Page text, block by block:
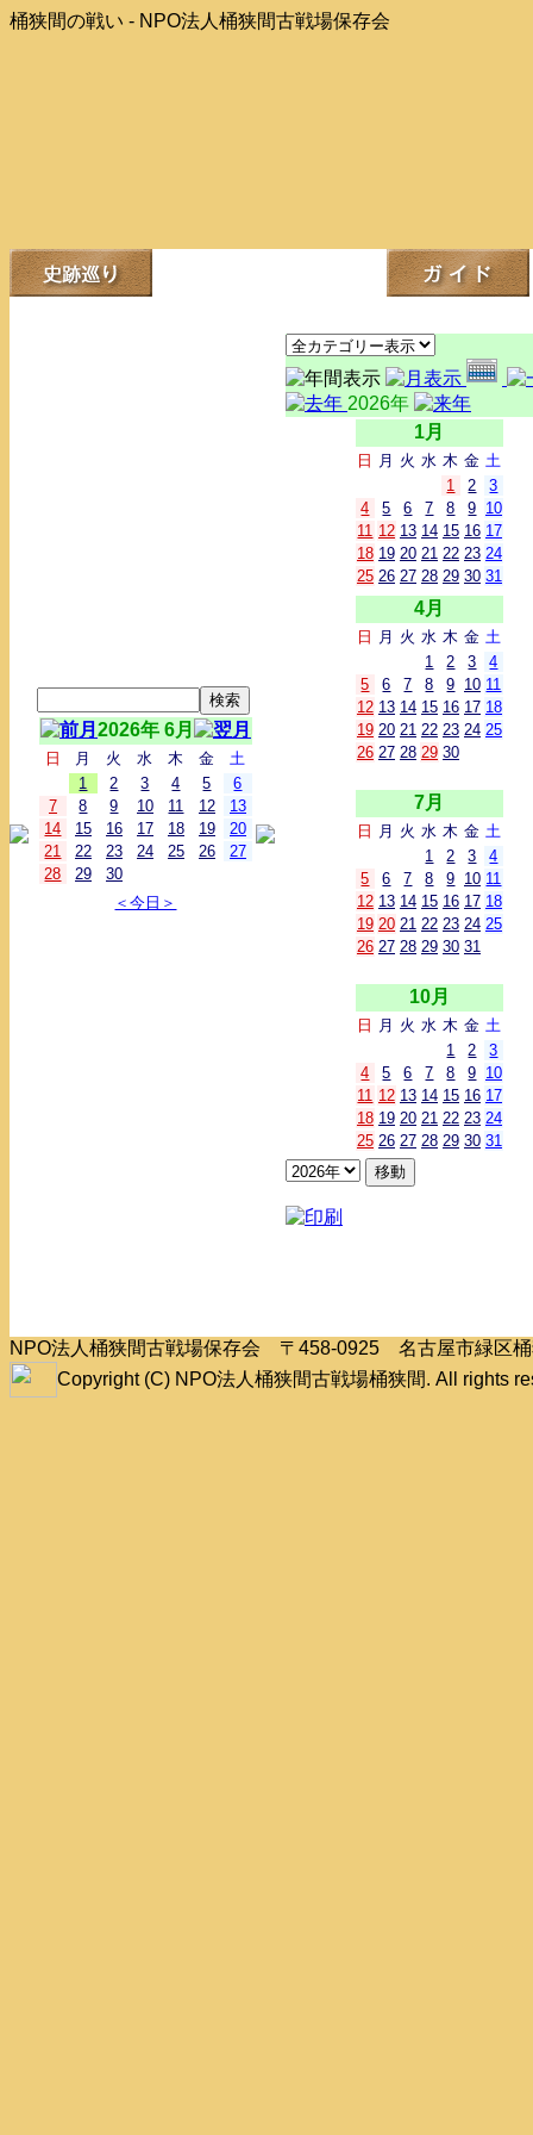
桶狭間の戦い - NPO法人桶狭間古戦場保存会
2026年 6月
日 月 火 水 木 金
土
1
2 3 4 5
6
7
8 9 10 11 12
13
14
15 16 17 18 19
20
21
22 23 24 25 26
27
28
29
30
＜今日＞
2026年
1月
日 月 火 水 木 金 土
1
2
3
4
5 6 7 8 9 10
11 12 13 14 15 16 17
18 19 20 21 22 23 24
25 26 27 28 29 30 31
4月
日 月 火 水 木 金 土
1
2 3
4
5
6 7 8 9 10 11
12 13 14 15 16 17 18
19 20 21 22 23 24 25
26 27 28 29 30
7月
日 月 火 水 木 金 土
1
2 3
4
5
6 7 8 9 10 11
12 13 14 15 16 17 18
19 20 21 22 23 24 25
26 27 28 29 30 31
10月
日 月 火 水 木 金 土
1
2
3
4
5 6 7 8 9 10
11 12 13 14 15 16 17
18 19 20 21 22 23 24
25 26 27 28 29 30 31
NPO法人桶狭間古戦場保存会 〒458-0925 名古屋市緑区
Copyright (C) NPO法人桶狭間古戦場桶狭間. All rights